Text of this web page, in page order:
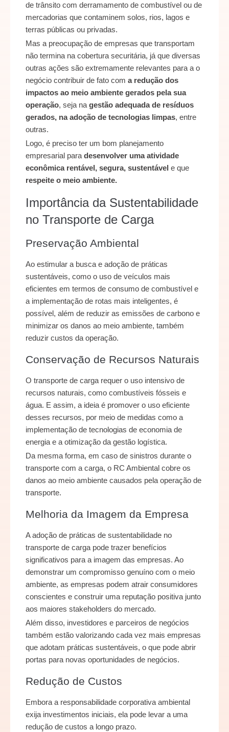
de trânsito com derramamento de combustível ou de
mercadorias que contaminem solos, rios, lagos e
terras públicas ou privadas.
Mas a preocupação de empresas que transportam
não termina na cobertura securitária, já que diversas
outras ações são extremamente relevantes para a o
negócio contribuir de fato com a redução dos
impactos ao meio ambiente gerados pela sua
operação, seja na gestão adequada de resíduos
gerados, na adoção de tecnologias limpas, entre
outras.
Logo, é preciso ter um bom planejamento
empresarial para desenvolver uma atividade
econômica rentável, segura, sustentável e que
respeite o meio ambiente.
Importância da Sustentabilidade
no Transporte de Carga
Preservação Ambiental
Ao estimular a busca e adoção de práticas
sustentáveis, como o uso de veículos mais
eficientes em termos de consumo de combustível e
a implementação de rotas mais inteligentes, é
possível, além de reduzir as emissões de carbono e
minimizar os danos ao meio ambiente, também
reduzir custos da operação.
Conservação de Recursos Naturais
O transporte de carga requer o uso intensivo de
recursos naturais, como combustíveis fósseis e
água. E assim, a ideia é promover o uso eficiente
desses recursos, por meio de medidas como a
implementação de tecnologias de economia de
energia e a otimização da gestão logística.
Da mesma forma, em caso de sinistros durante o
transporte com a carga, o RC Ambiental cobre os
danos ao meio ambiente causados pela operação de
transporte.
Melhoria da Imagem da Empresa
A adoção de práticas de sustentabilidade no
transporte de carga pode trazer benefícios
significativos para a imagem das empresas. Ao
demonstrar um compromisso genuíno com o meio
ambiente, as empresas podem atrair consumidores
conscientes e construir uma reputação positiva junto
aos maiores stakeholders do mercado.
Além disso, investidores e parceiros de negócios
também estão valorizando cada vez mais empresas
que adotam práticas sustentáveis, o que pode abrir
portas para novas oportunidades de negócios.
Redução de Custos
Embora a responsabilidade corporativa ambiental
exija investimentos iniciais, ela pode levar a uma
redução de custos a longo prazo.